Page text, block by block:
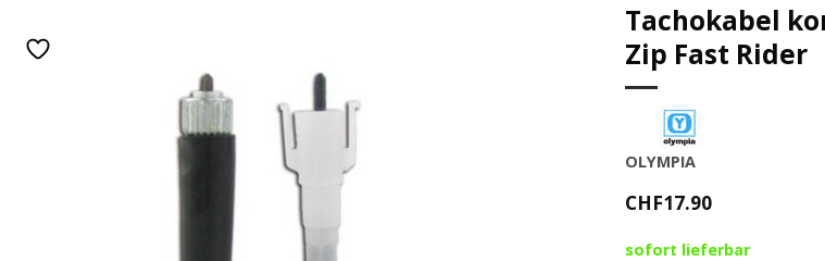
Tachokabel
Zip Fast Rider
OLYMPIA
CHF17.90
sofort lieferbar